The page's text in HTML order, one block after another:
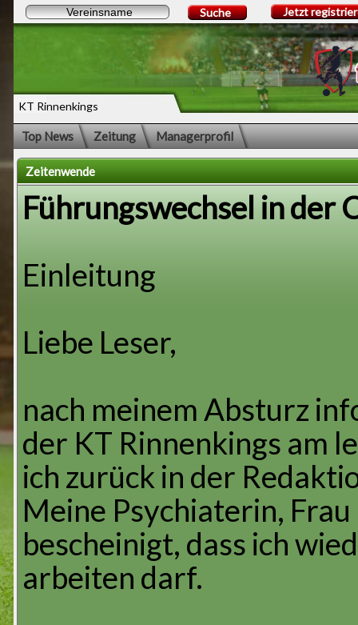
KT Rinnenkings
Suche Jetzt
Top News Zeitung Managerprofil
Zeitenwende
Führungswechsel in der
Einleitung
Liebe Leser,
nach meinem Absturz
der KT Rinnenkings am
ich zurück in der
Meine Psychiaterin,
bescheinigt, dass ich
arbeiten darf.